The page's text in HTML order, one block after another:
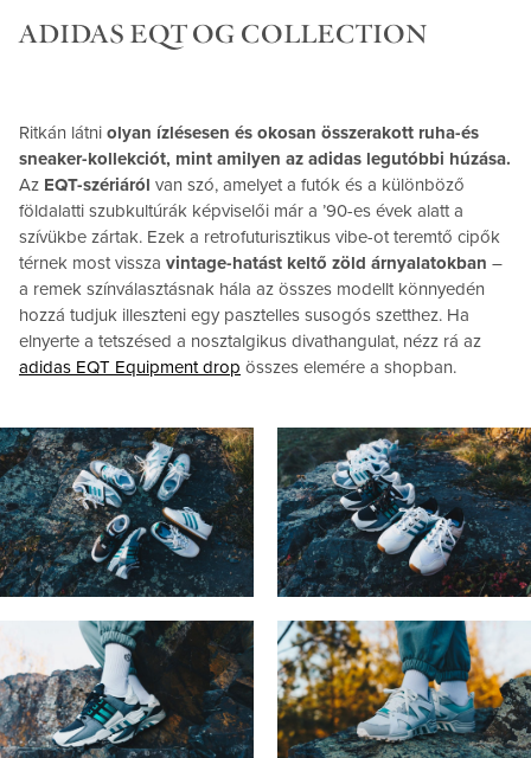
ADIDAS EQT OG COLLECTION
Ritkán látni olyan ízlésesen és okosan összerakott ruha-és
sneaker-kollekciót, mint amilyen az adidas legutóbbi húzása.
Az EQT-szériáról van szó, amelyet a futók és a különböző
földalatti szubkultúrák képviselői már a ’90-es évek alatt a
szívükbe zártak. Ezek a retrofuturisztikus vibe-ot teremtő cipők
térnek most vissza vintage-hatást keltő zöld árnyalatokban –
a remek színválasztásnak hála az összes modellt könnyedén
hozzá tudjuk illeszteni egy pasztelles susogós szetthez. Ha
elnyerte a tetszésed a nosztalgikus divathangulat, nézz rá az
adidas EQT Equipment drop összes elemére a shopban.